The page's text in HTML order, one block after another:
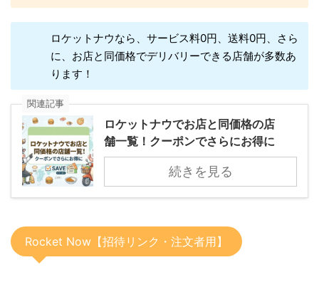
ロケットナウなら、サービス料0円、送料0円、さら
に、お店と同価格でデリバリーできる店舗が多数あ
ります！
関連記事
ロケットナウでお店と同価格の店
舗一覧！クーポンでさらにお得に
続きを見る
Rocket Now【招待リンク・注文者用】